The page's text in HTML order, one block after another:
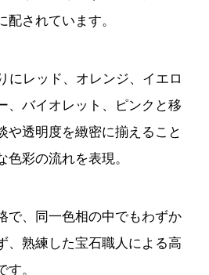
されています。
にレッド、オレンジ、イエロ
、バイオレット、ピンクと移
や透明度を緻密に揃えること
彩の流れを表現。
で、同一色相の中でもわずか
、熟練した宝石職人による高
。